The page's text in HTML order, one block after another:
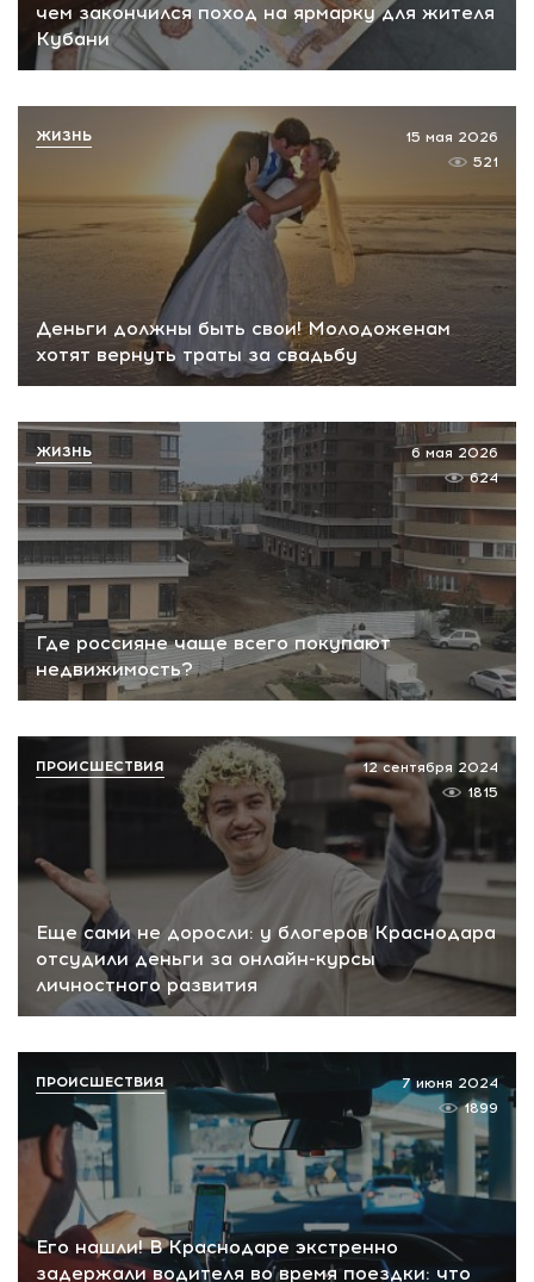
чем закончился поход на ярмарку для жителя
Кубани
Деньги должны быть свои! Молодоженам
хотят вернуть траты за свадьбу
15 мая 2026
521
ЖИЗНЬ
Где россияне чаще всего покупают
недвижимость?
6 мая 2026
624
ЖИЗНЬ
Еще сами не доросли: у блогеров Краснодара
отсудили деньги за онлайн-курсы
личностного развития
12 сентября 2024
1815
ПРОИСШЕСТВИЯ
Его нашли! В Краснодаре экстренно
задержали водителя во время поездки: что
7 июня 2024
1899
ПРОИСШЕСТВИЯ